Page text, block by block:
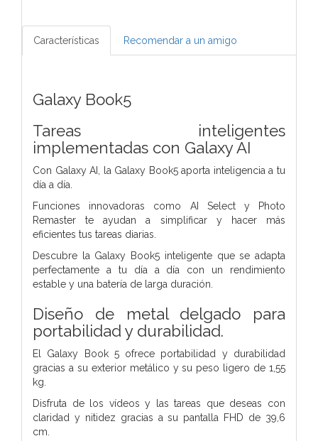
Características Recomendar a un amigo
Galaxy Book5
Tareas inteligentes
implementadas con Galaxy AI
Con Galaxy AI, la Galaxy Book5 aporta inteligencia a tu
día a día.
Funciones innovadoras como AI Select y Photo
Remaster te ayudan a simplificar y hacer más
eficientes tus tareas diarias.
Descubre la Galaxy Book5 inteligente que se adapta
perfectamente a tu día a día con un rendimiento
estable y una batería de larga duración.
Diseño de metal delgado para
portabilidad y durabilidad.
El Galaxy Book 5 ofrece portabilidad y durabilidad
gracias a su exterior metálico y su peso ligero de 1,55
kg.
Disfruta de los vídeos y las tareas que deseas con
claridad y nitidez gracias a su pantalla FHD de 39,6
cm.